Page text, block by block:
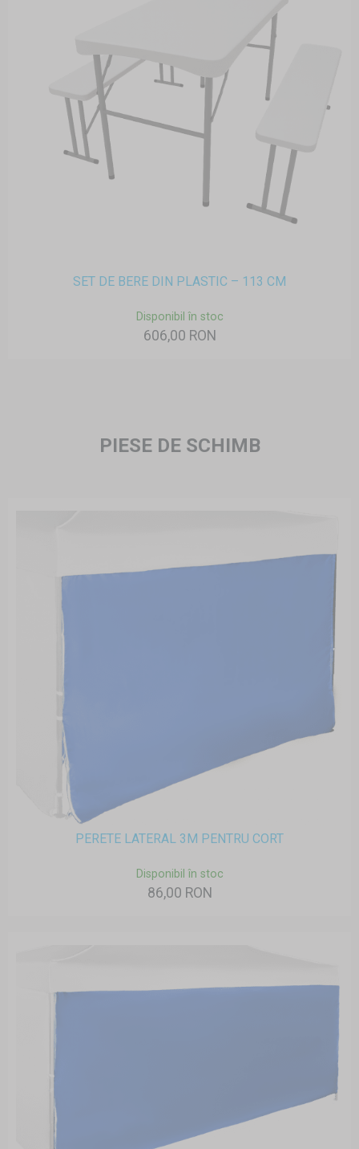
SET DE BERE DIN PLASTIC – 113 CM
Disponibil în stoc
606,00 RON
PIESE DE SCHIMB
PERETE LATERAL 3M PENTRU CORT
Disponibil în stoc
86,00 RON